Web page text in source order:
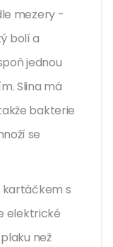
mezery -
bolí a
jednou
Slina má
bakterie
se
kartáčkem s
elektrické
než